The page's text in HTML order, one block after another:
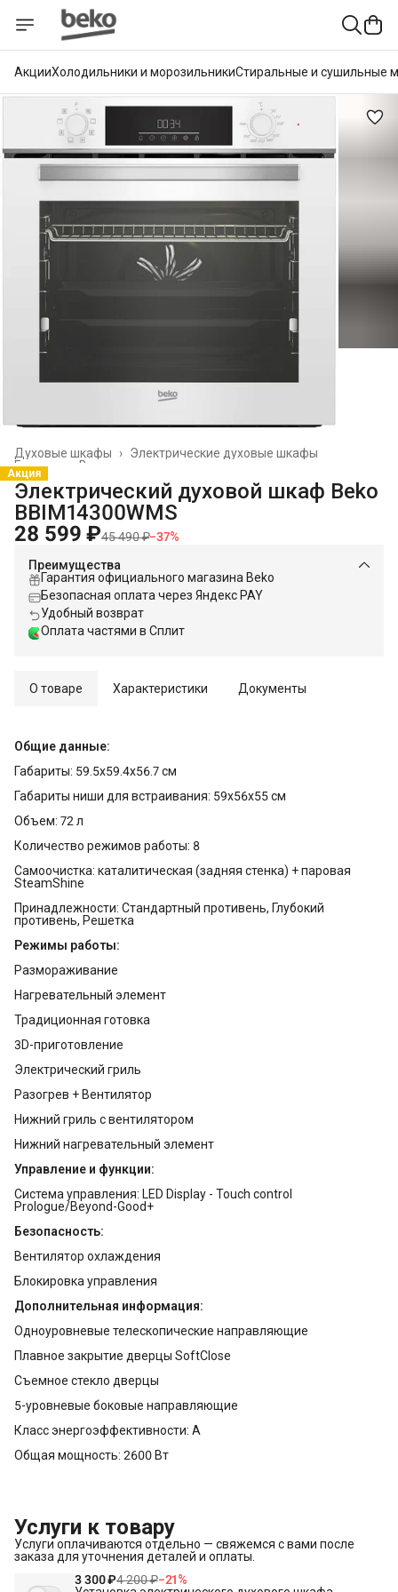
АкцииХолодильники и морозильникиСтиральные и сушильные
Электрические духовые шкафы
Духовые шкафы
›
Встраиваемая техника
Главная
Акция
Электрический духовой шкаф Beko
BBIM14300WMS
28 599 ₽45 490 ₽−37%
Преимущества
Гарантия официального магазина Beko
Безопасная оплата через Яндекс PAY
Удобный возврат
Оплата частями в Сплит
О товаре Характеристики Документы
Общие данные:
Габариты: 59.5x59.4x56.7 см
Габариты ниши для встраивания: 59x56x55 см
Объем: 72 л
Количество режимов работы: 8
Самоочистка: каталитическая (задняя стенка) + паровая
SteamShine
Принадлежности: Стандартный противень, Глубокий
противень, Решетка
Режимы работы:
Размораживание
Нагревательный элемент
Традиционная готовка
3D-приготовление
Электрический гриль
Разогрев + Вентилятор
Нижний гриль с вентилятором
Нижний нагревательный элемент
Управление и функции:
Система управления: LED Display - Touch control
Prologue/Beyond-Good+
Безопасность:
Вентилятор охлаждения
Блокировка управления
Дополнительная информация:
Одноуровневые телескопические направляющие
Плавное закрытие дверцы SoftClose
Съемное стекло дверцы
5-уровневые боковые направляющие
Класс энергоэффективности: А
Общая мощность: 2600 Вт
Услуги к товару
Услуги оплачиваются отдельно — свяжемся с вами после
заказа для уточнения деталей и оплаты.
3 300 ₽4 200 ₽−21%